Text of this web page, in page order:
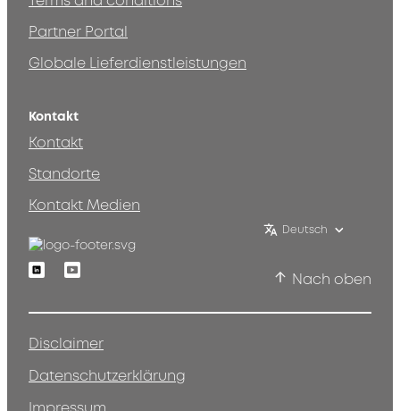
Partner Portal
Globale Lieferdienstleistungen
Kontakt
Kontakt
Standorte
Kontakt Medien
Deutsch
LinkedinYoutube
Nach oben
Disclaimer
Datenschutzerklärung